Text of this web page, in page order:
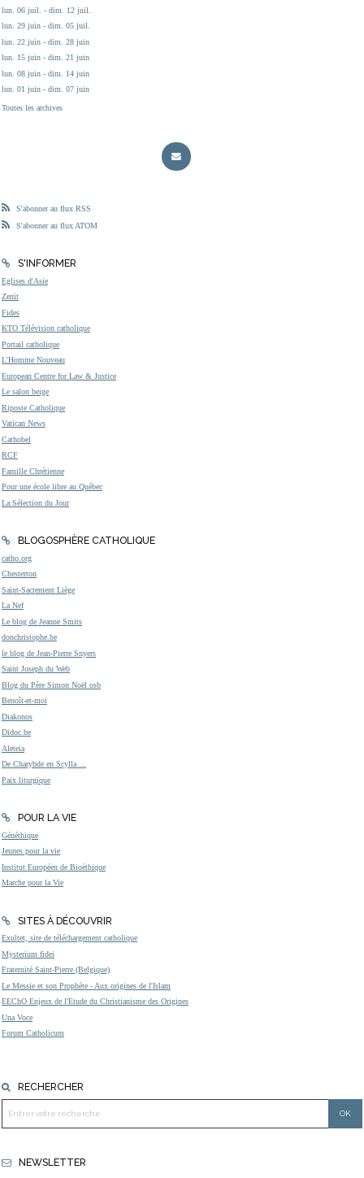
lun. 06 juil. - dim. 12 juil.
lun. 29 juin - dim. 05 juil.
lun. 22 juin - dim. 28 juin
lun. 15 juin - dim. 21 juin
lun. 08 juin - dim. 14 juin
lun. 01 juin - dim. 07 juin
Toutes les archives
S'abonner au flux RSS
S'abonner au flux ATOM
S'INFORMER
Eglises d'Asie
Zenit
Fides
KTO Télévision catholique
Portail catholique
L'Homme Nouveau
European Centre for Law & Justice
Le salon beige
Riposte Catholique
Vatican News
Cathobel
RCF
Famille Chrétienne
Pour une école libre au Québec
La Sélection du Jour
BLOGOSPHÈRE CATHOLIQUE
catho.org
Chesterton
Saint-Sacrement Liège
La Nef
Le blog de Jeanne Smits
donchristophe.be
le blog de Jean-Pierre Snyers
Saint Joseph du Web
Blog du Père Simon Noël osb
Benoît-et-moi
Diakonos
Didoc.be
Aleteia
De Charybde en Scylla ...
Paix liturgique
POUR LA VIE
Généthique
Jeunes pour la vie
Institut Européen de Bioéthique
Marche pour la Vie
SITES À DÉCOUVRIR
Exultet, site de téléchargement catholique
Mysterium fidei
Fraternité Saint-Pierre (Belgique)
Le Messie et son Prophète - Aux origines de l'Islam
EEChO Enjeux de l'Etude du Christianisme des Origines
Una Voce
Forum Catholicum
RECHERCHER
NEWSLETTER